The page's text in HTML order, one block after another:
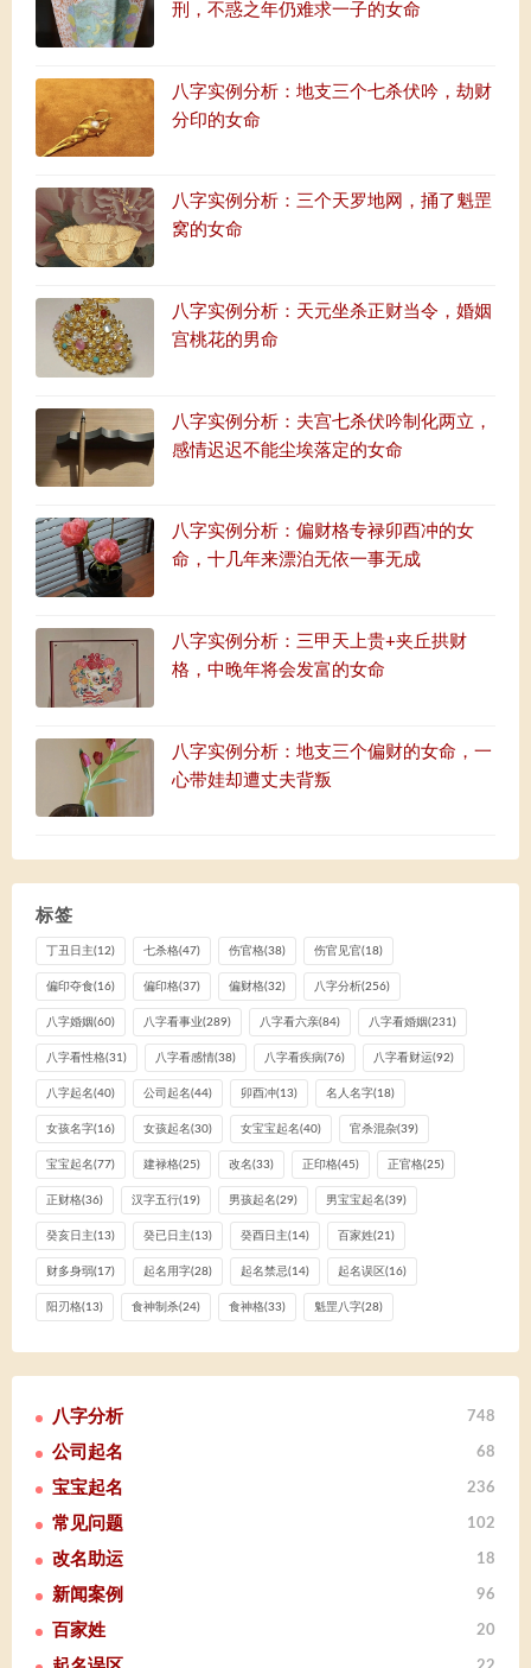
刑，不惑之年仍难求一子的女命
八字实例分析：地支三个七杀伏吟，劫财
分印的女命
八字实例分析：三个天罗地网，捅了魁罡
窝的女命
八字实例分析：天元坐杀正财当令，婚姻
宫桃花的男命
八字实例分析：夫宫七杀伏吟制化两立，
感情迟迟不能尘埃落定的女命
八字实例分析：偏财格专禄卯酉冲的女
命，十几年来漂泊无依一事无成
八字实例分析：三甲天上贵+夹丘拱财
格，中晚年将会发富的女命
八字实例分析：地支三个偏财的女命，一
心带娃却遭丈夫背叛
标签
丁丑日主(12) 七杀格(47) 伤官格(38) 伤官见官(18)
偏印夺食(16) 偏印格(37) 偏财格(32) 八字分析(256)
八字婚姻(60) 八字看事业(289) 八字看六亲(84) 八字看婚姻(231)
八字看性格(31) 八字看感情(38) 八字看疾病(76) 八字看财运(92)
八字起名(40) 公司起名(44) 卯酉冲(13) 名人名字(18)
女孩名字(16) 女孩起名(30) 女宝宝起名(40) 官杀混杂(39)
宝宝起名(77) 建禄格(25) 改名(33) 正印格(45) 正官格(25)
正财格(36) 汉字五行(19) 男孩起名(29) 男宝宝起名(39)
癸亥日主(13) 癸已日主(13) 癸酉日主(14) 百家姓(21)
财多身弱(17) 起名用字(28) 起名禁忌(14) 起名误区(16)
阳刃格(13) 食神制杀(24) 食神格(33) 魁罡八字(28)
八字分析 748
公司起名 68
宝宝起名 236
常见问题 102
改名助运 18
新闻案例 96
百家姓 20